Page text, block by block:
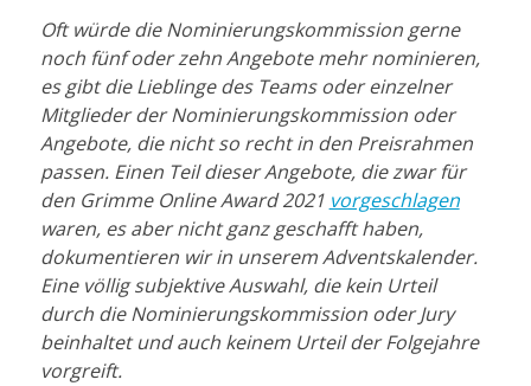
Oft würde die Nominierungskommission gerne
noch fünf oder zehn Angebote mehr nominieren,
es gibt die Lieblinge des Teams oder einzelner
Mitglieder der Nominierungskommission oder
Angebote, die nicht so recht in den Preisrahmen
passen. Einen Teil dieser Angebote, die zwar für
den Grimme Online Award 2021 vorgeschlagen
waren, es aber nicht ganz geschafft haben,
dokumentieren wir in unserem Adventskalender.
Eine völlig subjektive Auswahl, die kein Urteil
durch die Nominierungskommission oder Jury
beinhaltet und auch keinem Urteil der Folgejahre
vorgreift.